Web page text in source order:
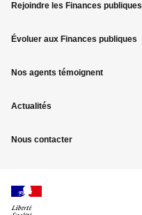
de
page
Rejoindre les Finances publiques
Évoluer aux Finances publiques
Nos agents témoignent
Actualités
Nous contacter